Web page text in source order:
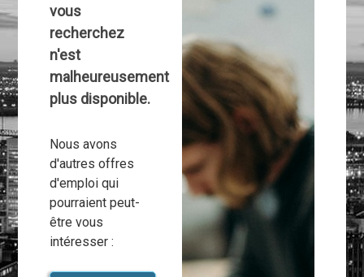
vous
recherchez
n'est
malheureusement
plus disponible.
Nous avons
d'autres offres
d'emploi qui
pourraient peut-
être vous
intéresser :